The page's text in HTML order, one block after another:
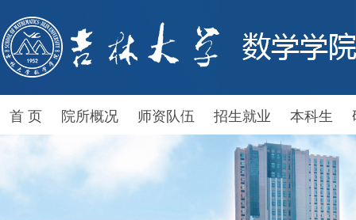
首 页 院所概况 师资队伍 招生就业 本科生